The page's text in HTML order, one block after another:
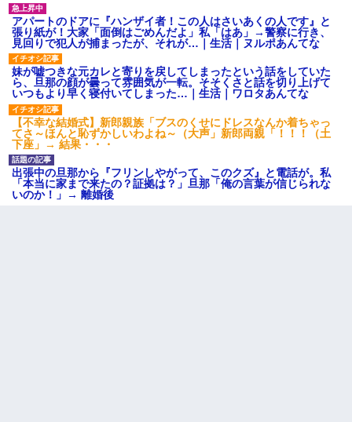
アパートのドアに『ハンザイ者！この人はさいあくの人です』と
張り紙が！大家「面倒はごめんだよ」私「はあ」→警察に行き、
見回りで犯人が捕まったが、それが…｜生活｜ヌルポあんてな
妹が嘘つきな元カレと寄りを戻してしまったという話をしていた
ら、旦那の顔が曇って雰囲気が一転。そそくさと話を切り上げて
いつもより早く寝付いてしまった…｜生活｜ワロタあんてな
【不幸な結婚式】新郎親族「ブスのくせにドレスなんか着ちゃっ
てさ～ほんと恥ずかしいわよね～（大声」新郎両親「！！！（土
下座」→ 結果・・・
出張中の旦那から『フリンしやがって、このクズ』と電話が。私
「本当に家まで来たの？証拠は？」旦那「俺の言葉が信じられな
いのか！」→ 離婚後